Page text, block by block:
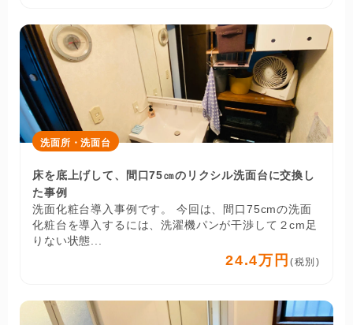
洗面所・洗面台
床を底上げして、間口75㎝のリクシル洗面台に交換し
た事例
洗面化粧台導入事例です。 今回は、間口75cmの洗面
化粧台を導入するには、洗濯機パンが干渉して２cm足
りない状態...
24.4万円 (税別)